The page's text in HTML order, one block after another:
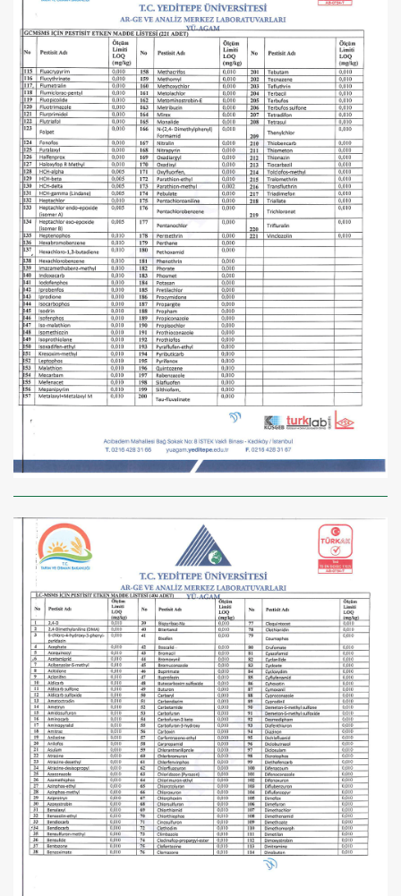
×
BU HAFTANIN PLANLI İNDİRİMİ
2320,00 TL
2100,00 TL
Sızma Zeytinyağı
(2025 Yeni Hasat,
Güney Ege, 5 Litre) -
AtcaNova
SEPETE EKLE